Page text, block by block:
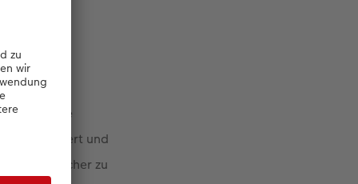
die Schule
fotografiert und
Fotobücher zu